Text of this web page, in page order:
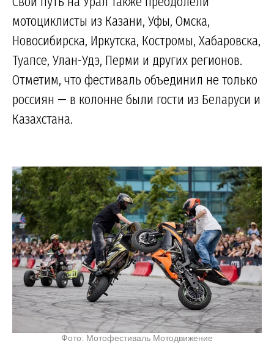
мотоциклисты из Казани, Уфы, Омска,
Новосибирска, Иркутска, Костромы, Хабаровска,
Туапсе, Улан-Удэ, Перми и других регионов.
Отметим, что фестиваль объединил не только
россиян — в колонне были гости из Беларуси и
Казахстана.
Фото: Мотофестиваль Мотодвижение